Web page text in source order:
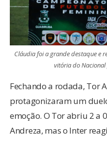
Cláudia foi a grande destaque e
vitória do Nacional
Fechando a rodada, Tor
protagonizaram um
emoção. O Tor abriu 2 a
Andreza, mas o Inter